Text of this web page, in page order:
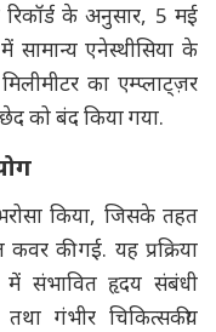
रिकॉर्ड के अनुसार, 5 मई
एनेस्थीसिया के
का एम्प्लाट्ज़र
को बंद किया गया.
किया, जिसके तहत
की गई. यह प्रक्रिया
में संभावित हृदय संबंधी
गंभीर चिकित्सकीय